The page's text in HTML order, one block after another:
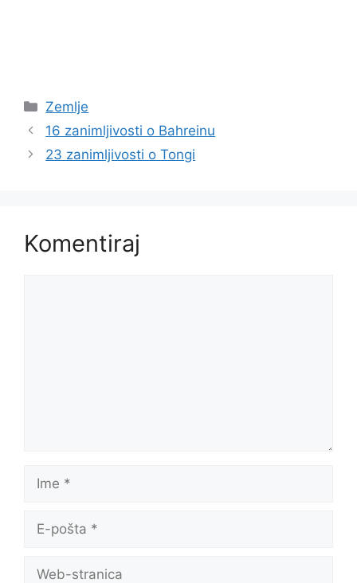
Kategorije
Zemlje
16 zanimljivosti o Bahreinu
23 zanimljivosti o Tongi
Komentiraj
pošta